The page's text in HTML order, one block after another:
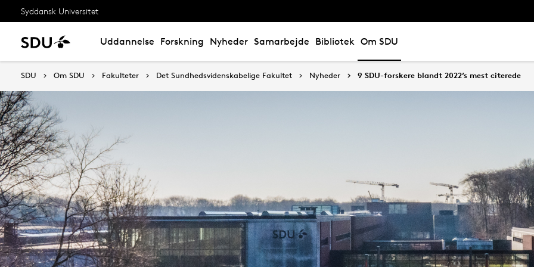
Syddansk Universitet
Uddannelse Forskning Nyheder Samarbejde Bibliotek Om SDU
SDU Om SDU Fakulteter Det Sundhedsvidenskabelige Fakultet Nyheder 9 SDU-forskere blandt 2022’s mest citerede